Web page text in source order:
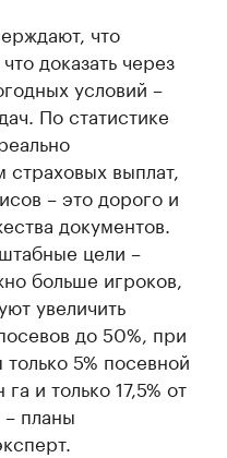
что
доказать через
условий –
По статистике
страховых выплат,
– это дорого и
документов.
цели –
больше игроков,
увеличить
до 50%, при
5% посевной
и только 17,5% от
– планы